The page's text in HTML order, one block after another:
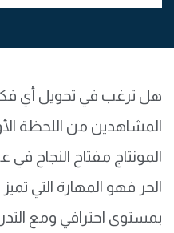
هل ترغب في تحويل أي
المشاهدين من اللحظة
المونتاج مفتاح النجاح
الحر فهو المهارة التي
بمستوى احترافي ومع